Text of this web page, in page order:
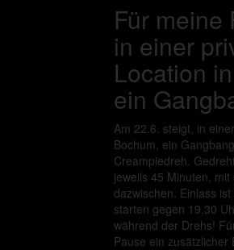
Für meine
in einer
Location
ein
Am 22.6. steigt, in
Bochum, ein
Creampiedreh.
jeweils 45 Minuten,
dazwischen. Einlass
starten gegen 19.30
während der Drehs!
Pause ein zusätzlicher